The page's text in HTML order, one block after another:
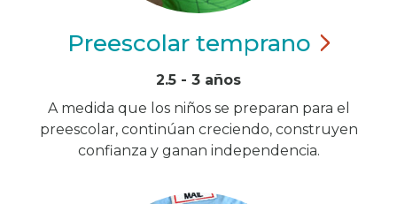
Preescolar temprano
2.5 - 3 años
A medida que los niños se preparan para el
preescolar, continúan creciendo, construyen
confianza y ganan independencia.